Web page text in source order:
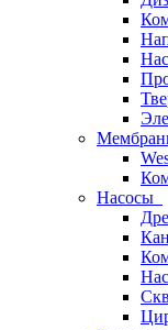
Насосы